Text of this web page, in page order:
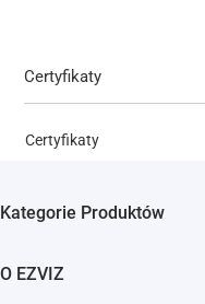
Certyfikaty
Certyfikaty
Kategorie Produktów
O EZVIZ